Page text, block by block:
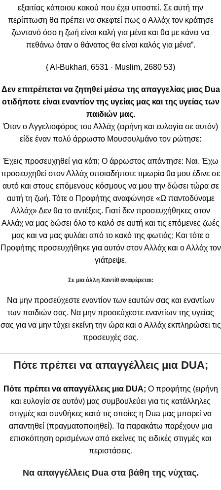
εξαιτίας κάποιου κακού που έχει υποστεί. Σε αυτή την
περίπτωση θα πρέπει να σκεφτεί πως ο Αλλάχ τον κράτησε
ζωντανό όσο η ζωή είναι καλή για μένα και θα με κάνει να
πεθάνω όταν ο θάνατος θα είναι καλός για μένα”.
( Al-Bukhari, 6531 · Muslim, 2680 53)
Δεν επιτρέπεται να ζητηθεί μέσω της απαγγελίας μιας Dua
οτιδήποτε είναι εναντίον της υγείας μας και της υγείας των
παιδιών μας.
Όταν ο Αγγελιοφόρος του Αλλάχ (ειρήνη και ευλογία σε αυτόν)
είδε έναν πολύ άρρωστο Μουσουλμάνο τον ρώτησε:
Έχεις προσευχηθεί για κάτι; Ο άρρωστος απάντησε: Ναι. Έχω
προσευχηθεί στον Αλλάχ οποιαδήποτε τιμωρία θα μου έδινε σε
αυτό και στους επόμενους κόσμους να μου την δώσει τώρα σε
αυτή τη ζωή. Τότε ο Προφήτης αναφώνησε «Ω παντοδύναμε
Αλλάχ» Δεν θα το αντέξεις. Γιατί δεν προσευχήθηκες στον
Αλλάχ να μας δώσει όλο το καλό σε αυτή και τις επόμενες ζωές
μας και να μας φυλάει από το κακό της φωτιάς; Και τότε ο
Προφήτης προσευχήθηκε για αυτόν στον Αλλάχ και ο Αλλάχ τον
γιάτρεψε.
Σε μια άλλη Χαντίθ αναφέρεται:
Να μην προσεύχεστε εναντίον των εαυτών σας και εναντίων
των παιδιών σας. Να μην προσεύχεστε εναντίων της υγείας
σας για να μην τύχει εκείνη την ώρα και ο Αλλάχ εκπληρώσει τις
προσευχές σας.
Πότε πρέπει να απαγγέλλεις μια DUA;
Πότε πρέπει να απαγγέλλεις μια DUA; Ο προφήτης (ειρήνη
και ευλογία σε αυτόν) μας συμβουλεύει για τις κατάλληλες
στιγμές και συνθήκες κατά τις οποίες η Dua μας μπορεί να
απαντηθεί (πραγματοποιηθεί). Τα παρακάτω παρέχουν μια
επισκόπηση ορισμένων από εκείνες τις ειδικές στιγμές και
περιστάσεις.
Να απαγγέλλεις Duaστα βάθη της νύχτας.